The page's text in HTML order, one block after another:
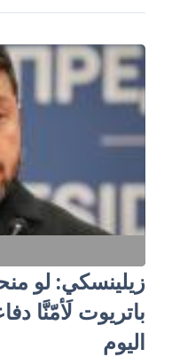
زيلينسكي: لو
باتريوت لَأمّنَّا
اليوم